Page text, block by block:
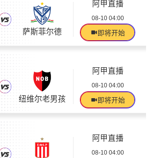
萨斯菲尔德
阿甲直播
08-10 04:00
即将开始
纽维尔老男孩
阿甲直播
08-10 04:00
即将开始
阿甲直播
08-10 04:00